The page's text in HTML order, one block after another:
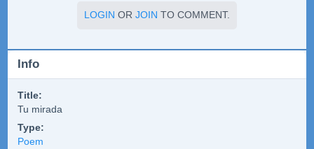
LOGIN OR JOIN TO COMMENT.
Info
Title:
Tu mirada
Type:
Poem